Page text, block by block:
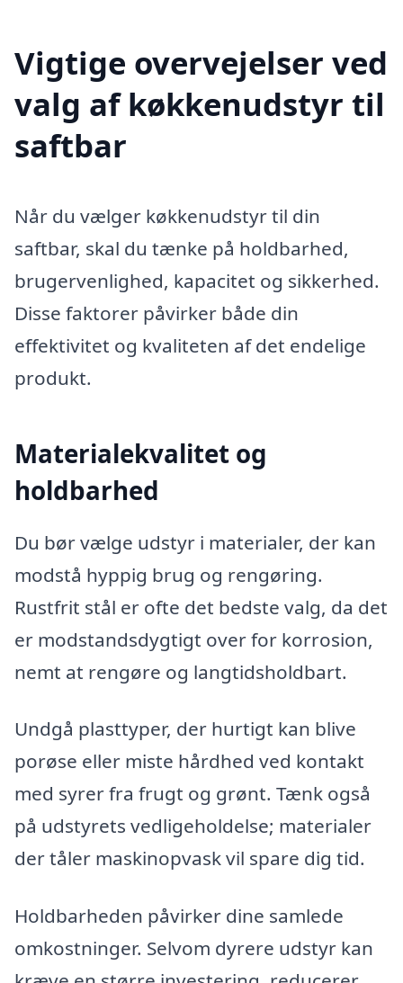
Vigtige overvejelser ved
valg af køkkenudstyr til
saftbar
Når du vælger køkkenudstyr til din
saftbar, skal du tænke på holdbarhed,
brugervenlighed, kapacitet og sikkerhed.
Disse faktorer påvirker både din
effektivitet og kvaliteten af det endelige
produkt.
Materialekvalitet og
holdbarhed
Du bør vælge udstyr i materialer, der kan
modstå hyppig brug og rengøring.
Rustfrit stål er ofte det bedste valg, da det
er modstandsdygtigt over for korrosion,
nemt at rengøre og langtidsholdbart.
Undgå plasttyper, der hurtigt kan blive
porøse eller miste hårdhed ved kontakt
med syrer fra frugt og grønt. Tænk også
på udstyrets vedligeholdelse; materialer
der tåler maskinopvask vil spare dig tid.
Holdbarheden påvirker dine samlede
omkostninger. Selvom dyrere udstyr kan